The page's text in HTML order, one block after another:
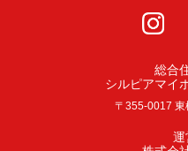
総合
シルピアマイ
〒355-0017
運